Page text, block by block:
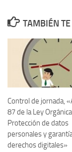
TAMBIÉN
Control de jornada,
87 de la Ley
Protección de datos
personales y
derechos digitales»